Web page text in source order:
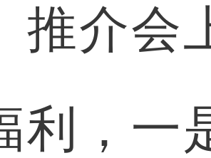
会上
利，一